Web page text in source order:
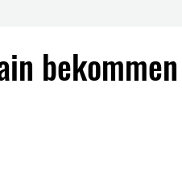
bekommen